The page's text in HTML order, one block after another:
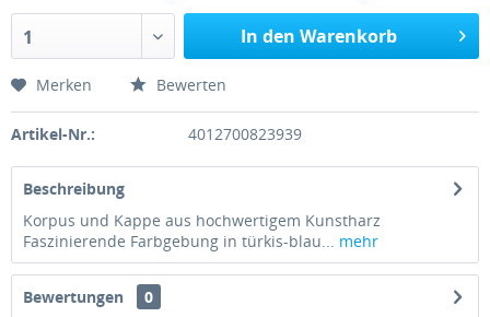
1 In den Warenkorb
Merken Bewerten
Artikel-Nr.: 4012700823939
Beschreibung
Korpus und Kappe aus hochwertigem Kunstharz
Faszinierende Farbgebung in türkis-blau... mehr
Bewertungen
0